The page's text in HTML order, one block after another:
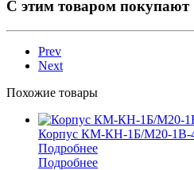
С этим товаром покупают
Prev
Next
Похожие товары
Корпус КМ-КН-1Б/М20-1В-
Подробнее
Подробнее